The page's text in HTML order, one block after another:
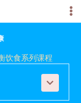
饮食系列课程